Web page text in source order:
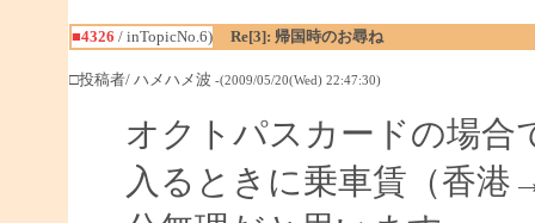
■4326 / inTopicNo.6) Re[3]: 帰国時のお尋ね
□投稿者/ ハメハメ波 -(2009/05/20(Wed) 22:47:30)
オクトパスカードの場合
入るときに乗車賃（香